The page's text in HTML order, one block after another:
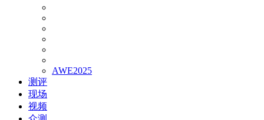
AWE2025
测评
现场
视频